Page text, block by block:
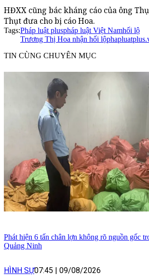
HĐXX cũng bác kháng cáo của ông
Thụt đưa cho bị cáo Hoa.
Tags:Pháp luật pluspháp luật Việt Namhối lộ
Trương Thị Hoa nhận hối lộ
TIN CÙNG CHUYÊN MỤC
Phát hiện 6 tấn chân lợn không rõ nguồn gốc
Quảng Ninh
HÌNH SỰ07:45 09/08/2026